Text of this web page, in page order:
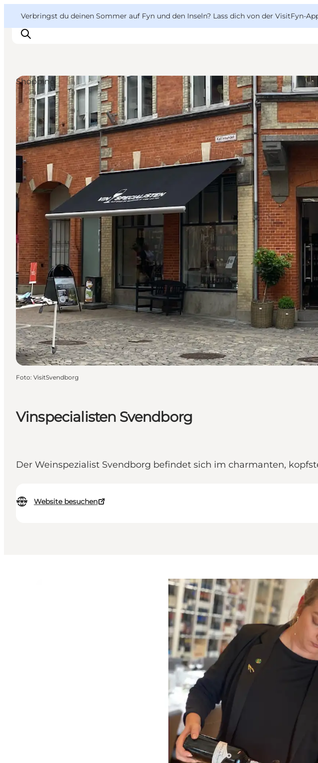
Verbringst du deinen Sommer auf Fyn und den Inseln? Lass dich von der VisitFyn-
Reise Ideen
Outdoor & bike
Essen & trinken
Übernachtung
VisitFyn
Deutsch
Vinspecialisten Svendborg
Der Weinspezialist Svendborg befindet sich im charmanten,
Website besuchen
Shopping
Foto: VisitSvendborg